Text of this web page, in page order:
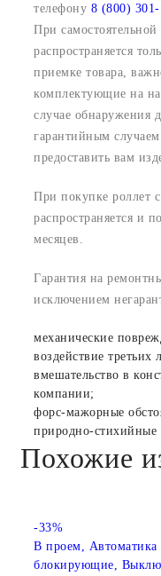
телефону 8 (800)
При самостоятельной
распространяется
приемке товара,
комплектующие на
случае обнаружения
гарантийным
предоставить вам
При покупке роллет
распространяется и
месяцев.
Гарантия на
исключением
механические
воздействие третьих
вмешательство в
компании;
форс-мажорные
природно-стихийные
Похожие
-33%
В проем, Автоматика
блокирующие,